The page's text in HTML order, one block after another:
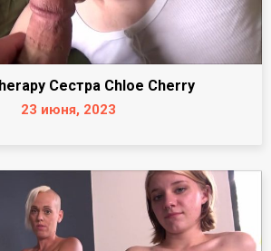
Сестра Chloe Cherry
23 июня, 2023